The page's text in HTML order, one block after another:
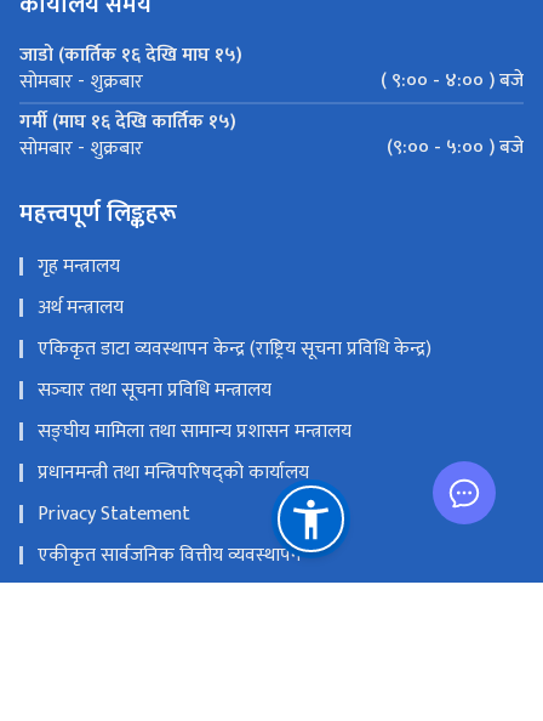
जाडो (कार्तिक १६ देखि माघ १५)
सोमबार - शुक्रबार
( ९:०० - ४:०० ) बजे
गर्मी (माघ १६ देखि कार्तिक १५)
सोमबार - शुक्रबार (९:०० - ५:०० ) बजे
महत्त्वपूर्ण लिङ्कहरू
गृह मन्त्रालय
अर्थ मन्त्रालय
एकिकृत डाटा व्यवस्थापन केन्द्र (राष्ट्रिय सूचना प्रविधि केन्द्र)
सञ्‍चार तथा सूचना प्रविधि मन्त्रालय
सङ्‍घीय मामिला तथा सामान्य प्रशासन मन्त्रालय
प्रधानमन्त्री तथा मन्त्रिपरिषद्को कार्यालय
Privacy Statement
एकीकृत सार्वजनिक वित्तीय व्यवस्थापन